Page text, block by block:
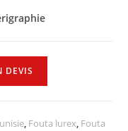
DEVIS
, Fouta lurex, Fouta